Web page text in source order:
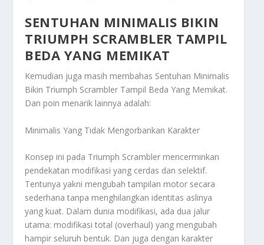
SENTUHAN MINIMALIS BIKIN
TRIUMPH SCRAMBLER TAMPIL
BEDA YANG MEMIKAT
Kemudian juga masih membahas Sentuhan Minimalis
Bikin Triumph Scrambler Tampil Beda Yang Memikat.
Dan poin menarik lainnya adalah:
Minimalis Yang Tidak Mengorbankan Karakter
Konsep ini pada Triumph Scrambler mencerminkan
pendekatan modifikasi yang cerdas dan selektif.
Tentunya yakni mengubah tampilan motor secara
sederhana tanpa menghilangkan identitas aslinya
yang kuat. Dalam dunia modifikasi, ada dua jalur
utama: modifikasi total (overhaul) yang mengubah
hampir seluruh bentuk. Dan juga dengan karakter